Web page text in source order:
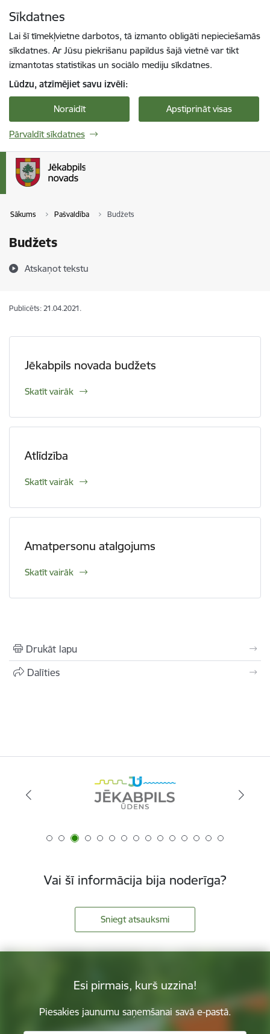
Sīkdatnes
Lai šī tīmekļvietne darbotos, tā izmanto obligāti nepieciešamās
sīkdatnes. Ar Jūsu piekrišanu papildus šajā vietnē var tikt
izmantotas statistikas un sociālo mediju sīkdatnes.
Lūdzu, atzīmējiet savu izvēli:
Noraidīt Apstiprināt visas
Pārvaldīt sīkdatnes
Sākums Pašvaldība Budžets
Budžets
Atskaņot tekstu
Publicēts: 21.04.2021.
Jēkabpils novada budžets
Skatīt vairāk
Atlīdzība
Skatīt vairāk
Amatpersonu atalgojums
Skatīt vairāk
Drukāt lapu
Dalīties
Vai šī informācija bija noderīga?
Sniegt atsauksmi
Esi pirmais, kurš uzzina!
Piesakies jaunumu saņemšanai savā e-pastā.